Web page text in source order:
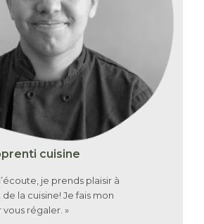
cuisine
je prends plaisir à
la cuisine! Je fais mon
régaler. »